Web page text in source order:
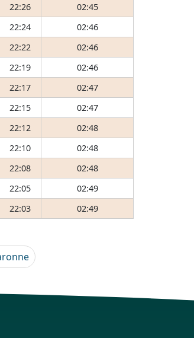
22:26
02:45
22:24
02:46
22:22
02:46
22:19
02:46
22:17
02:47
22:15
02:47
22:12
02:48
22:10
02:48
22:08
02:48
22:05
02:49
22:03 02:49